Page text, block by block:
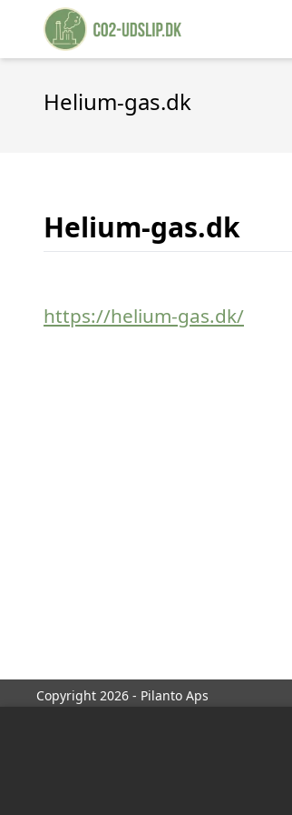
Helium-gas.dk
Helium-gas.dk
https://helium-gas.dk/
Copyright 2026 - Pilanto Aps